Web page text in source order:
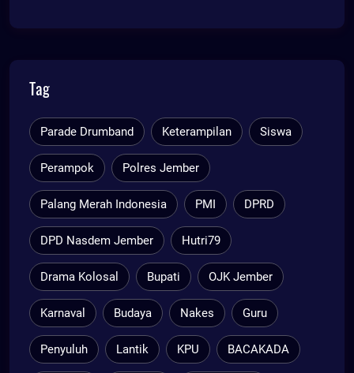
Tag
Parade Drumband Keterampilan Siswa
Perampok Polres Jember
Palang Merah Indonesia PMI DPRD
DPD Nasdem Jember Hutri79
Drama Kolosal Bupati OJK Jember
Karnaval Budaya Nakes Guru
Penyuluh Lantik KPU BACAKADA